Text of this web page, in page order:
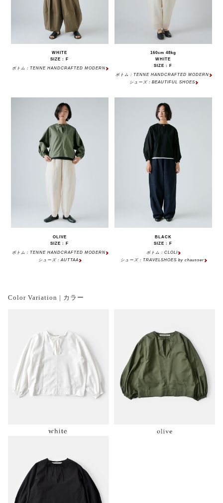
WHITE
SIZE : F
ボトム：TENNE HANDCRAFTED MODERN
160cm 48kg
WHITE
SIZE : F
ボトム：TENNE HANDCRAFTED MODERN
シューズ：BEAUTIFUL SHOES
OLIVE
SIZE : F
ボトム：TENNE HANDCRAFTED MODERN
シューズ：AUTTAA
BLACK
SIZE : F
ボトム：CLOLI
シューズ：TRAVELSHOES by chausser
Color Variation | カラー